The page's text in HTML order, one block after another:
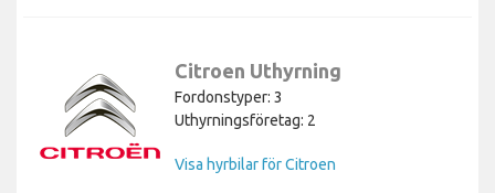
Citroen Uthyrning
Fordonstyper: 3
Uthyrningsföretag: 2
Visa hyrbilar för Citroen